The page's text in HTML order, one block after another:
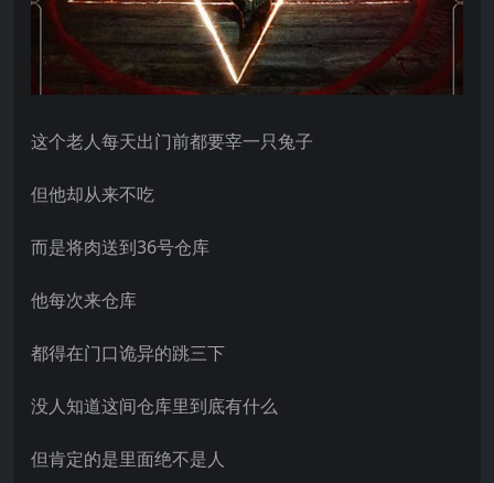
这个老人每天出门前都要宰一只兔子
但他却从来不吃
而是将肉送到36号仓库
他每次来仓库
都得在门口诡异的跳三下
没人知道这间仓库里到底有什么
但肯定的是里面绝不是人